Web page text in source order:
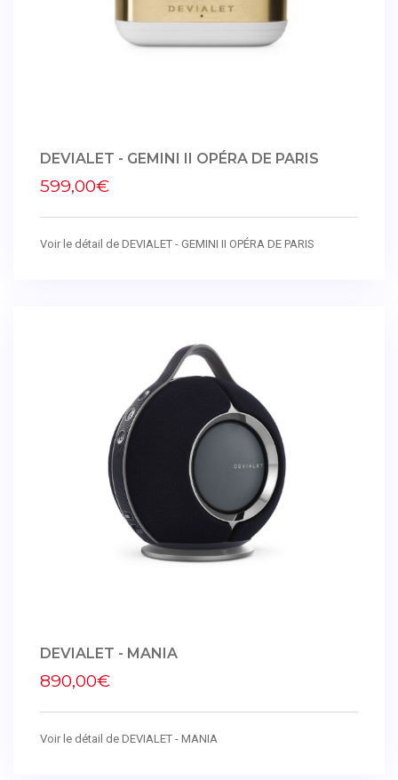
DEVIALET - GEMINI II OPÉRA DE PARIS
599,00€
Voir le détail de DEVIALET - GEMINI II OPÉRA DE PARIS
DEVIALET - MANIA
890,00€
Voir le détail de DEVIALET - MANIA